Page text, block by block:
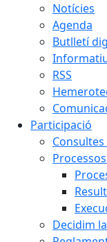
Notícies
Agenda
Butlletí
RSS
Participació
Decidim